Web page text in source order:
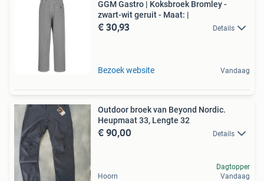
GGM Gastro | Koksbroek Bromley -
zwart-wit geruit - Maat: |
€ 30,93 Details
Bezoek website Vandaag
Outdoor broek van Beyond Nordic.
Heupmaat 33, Lengte 32
€ 90,00 Details
Hoorn
Dagtopper
Vandaag